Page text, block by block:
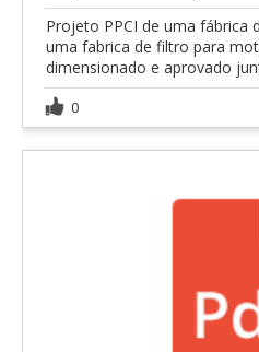
Projeto PPCI de uma fábrica
uma fabrica de filtro para
dimensionado e aprovado
0